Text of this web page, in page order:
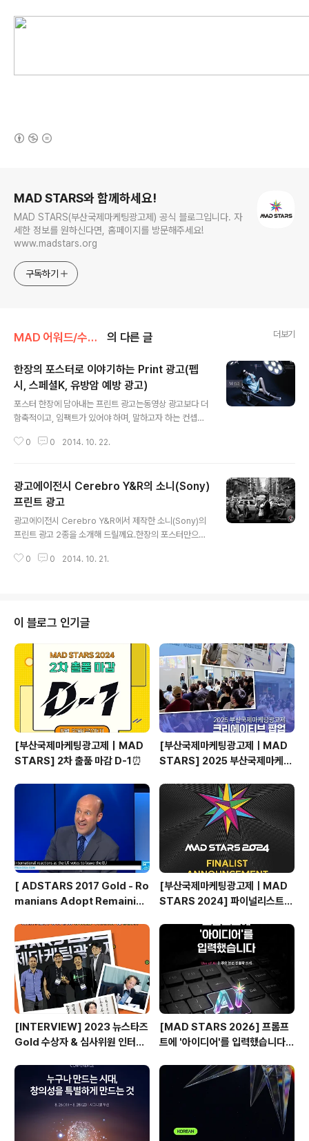
MAD STARS와 함께하세요!
MAD STARS(부산국제마케팅광고제) 공식 블로그입니다. 자
세한 정보를 원하신다면, 홈페이지를 방문해주세요!
www.madstars.org
구독하기
MAD 어워드/수상작 의 다른 글 더보기
한장의 포스터로 이야기하는 Print 광고(펩
시, 스페셜K, 유방암 예방 광고)
포스터 한장에 담아내는 프린트 광고는동영상 광고보다 더
함축적이고, 임팩트가 있어야 하며, 말하고자 하는 컨셉을
소비자에게 제품을 설명하고 이해시키고자 임팩트 있는 카
키기보다하나의 이미지로 강한 인상을 주고 있습니다. 특
정 컬러나 로고, 상징적인 이미지를 부각시켜 기업의 브랜
딩이나 제품 홍보에 활용하기도 하구요.그래서 긴 카피나
설명 텍스트가 없어도 이미지로 제품이나 이야기하고자 하
는 것을 모두 표현하기도 하죠. 간결해지고 심플해졌지만
더 쎄고 임팩트 있는 프린트 광고들!2014 부산국제광고제
0 0 2014. 10. 22.
광고에이전시 Cerebro Y&R의 소니(Sony)
프린트 광고
광고에이전시 Cerebro Y&R에서 제작한 소니(Sony)의
프린트 광고 2종을 소개해 드릴께요.한장의 포스터만으로
있답니다. 그럼 지금부터 출바알~! Traffic 2014 부산국
걷는 사람, 서로 대화를 하며 걷는 사람들만으로도 그 안에
소음이 엄청남을 알수 있습니다. 하지만 소니의 Noise ca
ncelling 헤드폰이 있다면온전히 내가 듣고 싶은 음악을
들을 수 있답니다. 또 격렬한 시위가 펼쳐지는 시끌벅적한
시위현장에서도소니의 Noise cancellin..
0 0 2014. 10. 21.
이 블로그 인기글
[부산국제마케팅광고제｜MAD
STARS] 2차 출품 마감 D-1⏰
[부산국제마케팅광고제ㅣMAD
STARS] 2025 부산국제마케팅
기
[ ADSTARS 2017 Gold - Ro
manians Adopt Remainian
[부산국제마케팅광고제ㅣMAD
STARS 2024] 파이널리스트
[INTERVIEW] 2023 뉴스타즈
Gold 수상자 & 심사위원 인터뷰
[MAD STARS 2026] 프롬프
트에 '아이디어'를 입력했습니다